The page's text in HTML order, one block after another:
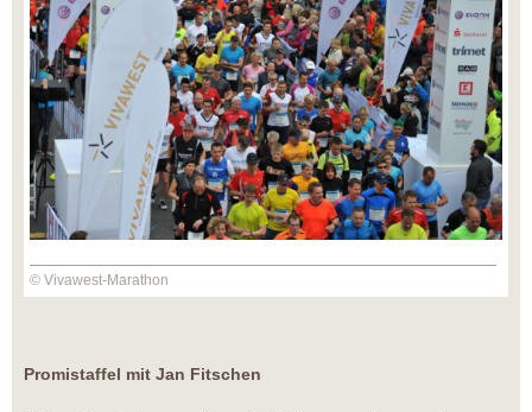
© Vivawest-Marathon
Promistaffel mit Jan Fitschen